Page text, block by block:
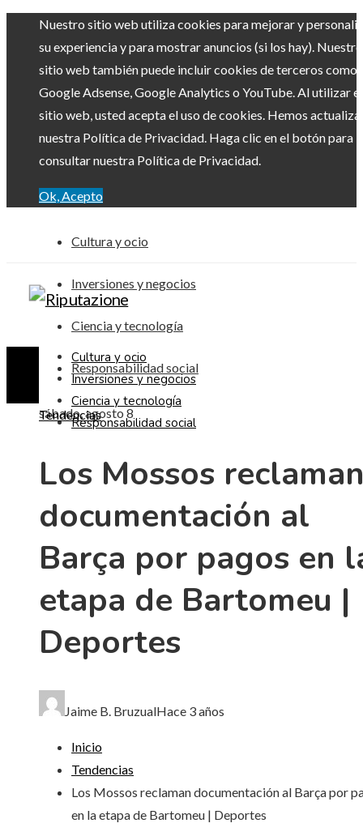
Nuestro sitio web utiliza cookies para mejorar y
su experiencia y para mostrar anuncios (si los hay). Nuestro
sitio web también puede incluir cookies de terceros como
Google Adsense, Google Analytics o YouTube. Al utilizar el
sitio web, usted acepta el uso de cookies. Hemos
nuestra Política de Privacidad. Haga clic en el botón para
consultar nuestra Política de Privacidad.
Ok, Acepto
Cultura y ocio
Inversiones y negocios
Ciencia y tecnología
Responsabilidad social
sábado, agosto 8
Cultura y ocio
Inversiones y negocios
Ciencia y tecnología
Responsabilidad social
Tendencias
Los Mossos
documentación al
Barça por pagos en
etapa de Bartomeu |
Deportes
Jaime B. BruzualHace 3 años
Inicio
Tendencias
Los Mossos reclaman documentación al Barça por
en la etapa de Bartomeu | Deportes